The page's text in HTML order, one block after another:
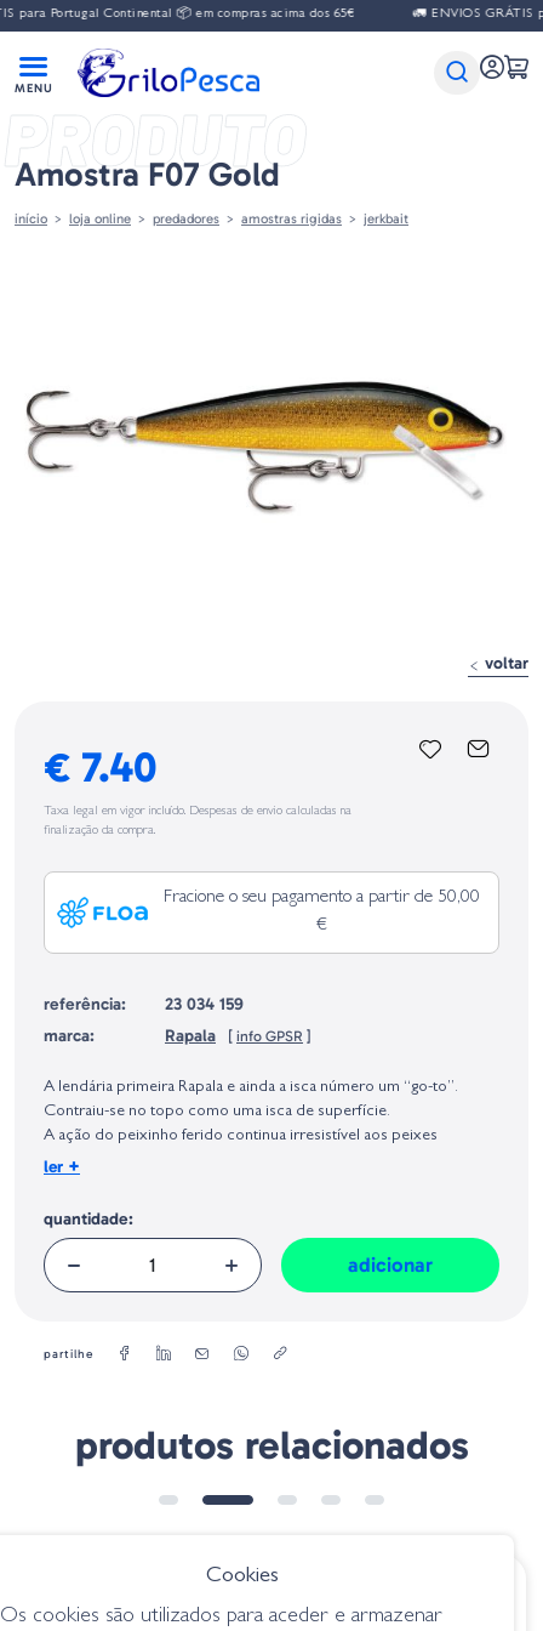
para Portugal Continental 📦 em compras acima dos 65€ 🚛 ENVIOS GRÁTIS
PRODUTO
Amostra F07 Gold
início loja online predadores amostras rigidas jerkbait
voltar
€ 7.40
Taxa legal em vigor incluído. Despesas de envio calculadas na
finalização da compra.
Fracione o seu pagamento a partir de 50,00
€
referência:
23 034 159
marca:
Rapala [ info GPSR ]
Europeia, dos produtos da marca, conforme requerido no Regulamento
Geral sobre a Segurança dos Produtos (GPSR):
A lendária primeira Rapala e ainda a isca número um “go-to”.
Contraiu-se no topo como uma isca de superfície.
A ação do peixinho ferido continua irresistível aos peixes
predadores em todos os continentes o mundo.
Peso:4 g
Tamanho:
ler +
quantidade:
adicionar
partilhe
produtos relacionados
€ 29.85
Cookies
Os cookies são utilizados para aceder e armazenar